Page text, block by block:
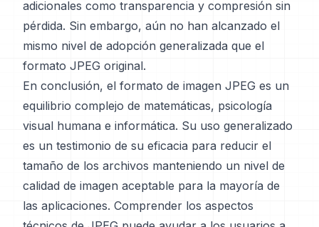
adicionales como transparencia y compresión sin
pérdida. Sin embargo, aún no han alcanzado el
mismo nivel de adopción generalizada que el
formato JPEG original.
En conclusión, el formato de imagen JPEG es un
equilibrio complejo de matemáticas, psicología
visual humana e informática. Su uso generalizado
es un testimonio de su eficacia para reducir el
tamaño de los archivos manteniendo un nivel de
calidad de imagen aceptable para la mayoría de
las aplicaciones. Comprender los aspectos